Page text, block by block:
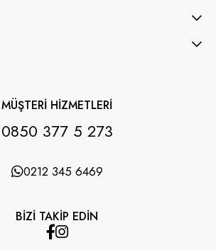
MÜŞTERİ HİZMETLERİ
0850 377 5 273
0212 345 6469
BİZİ TAKİP EDİN